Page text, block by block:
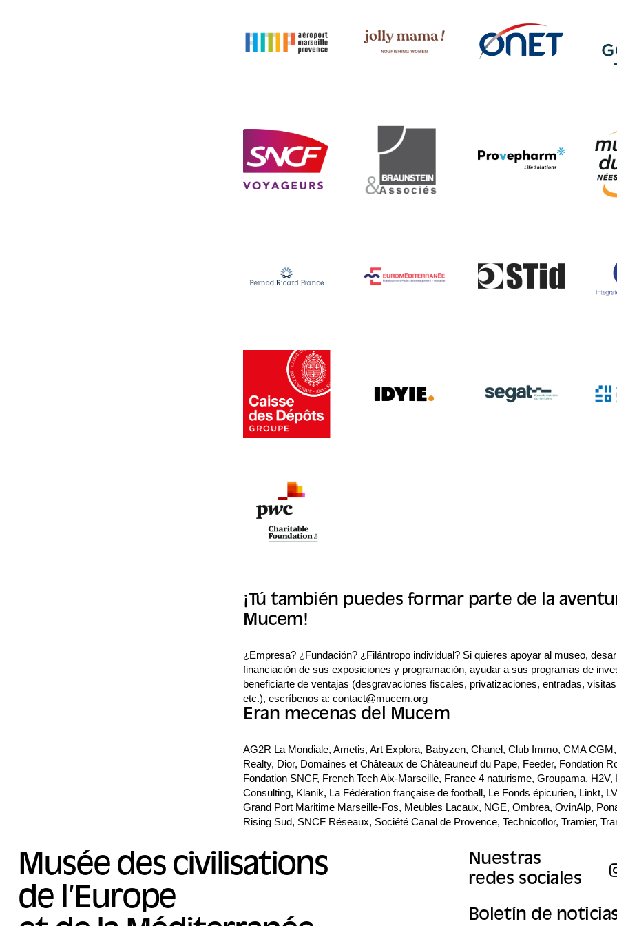
¡Tú también puedes formar parte de la
Mucem!
¿Empresa? ¿Fundación? ¿Filántropo individual? Si quieres apoyar al museo,
financiación de sus exposiciones y programación, ayudar a sus programas de
beneficiarte de ventajas (desgravaciones fiscales, privatizaciones, entradas,
etc.), escríbenos a: contact@mucem.org
Eran mecenas del Mucem
AG2R La Mondiale, Ametis, Art Explora, Babyzen, Chanel, Club Immo, CMA
Realty, Dior, Domaines et Châteaux de Châteauneuf du Pape, Feeder, Fondation
Fondation SNCF, French Tech Aix-Marseille, France 4 naturisme, Groupama, H2V,
Consulting, Klanik, La Fédération française de football, Le Fonds épicurien, Linkt,
Grand Port Maritime Marseille-Fos, Meubles Lacaux, NGE, Ombrea, OvinAlp,
Rising Sud, SNCF Réseaux, Société Canal de Provence, Technicoflor, Tramier,
Musée des civilisations
de l’Europe
Nuestras
redes sociales
Boletín de